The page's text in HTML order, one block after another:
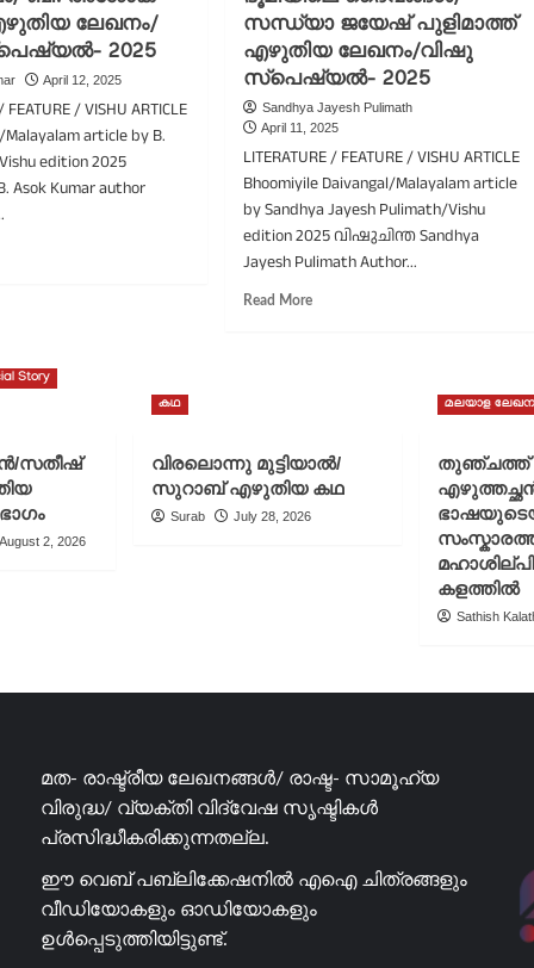
ലേഖനം/
2025
April 12, 2025
FEATURE / VISHU ARTICLE
article by B.
edition 2025
Kumar author
സന്ധ്യാ ജയേഷ് പുളിമാത്ത്
എഴുതിയ ലേഖനം/വിഷു
സ്പെഷ്യൽ- 2025
Sandhya Jayesh Pulimath
April 11, 2025
LITERATURE / FEATURE / VISHU ARTICLE
Bhoomiyile Daivangal/Malayalam article
by Sandhya Jayesh Pulimath/Vishu
edition 2025 വിഷുചിന്ത Sandhya
Jayesh Pulimath Author...
Read MoreRead
പുളിമാത്ത്
ലേഖനം/
Story
സതീഷ്
August 2, 2026
കഥ
വിരലൊന്നു മുട്ടിയാൽ/
സുറാബ് എഴുതിയ കഥ
Surab July 28, 2026
മലയാള
തുഞ്ചത്ത്
കളത്തിൽ
Sathish
മത- രാഷ്ട്രീയ ലേഖനങ്ങൾ/ രാഷ്ട- സാമൂഹ്യ
വിരുദ്ധ/ വ്യക്തി വിദ്വേഷ സൃഷ്ടികൾ
പ്രസിദ്ധീകരിക്കുന്നതല്ല.
ഈ വെബ് പബ്ലിക്കേഷനിൽ എഐ ചിത്രങ്ങളും
വീഡിയോകളും ഓഡിയോകളും
ഉൾപ്പെടുത്തിയിട്ടുണ്ട്.